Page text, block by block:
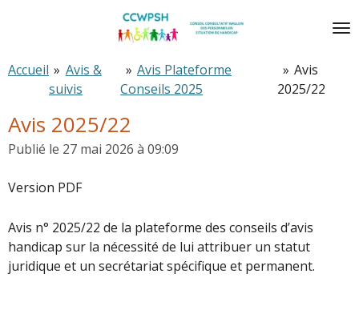
principal
Accueil » Avis &
suivis
» Avis Plateforme
Conseils 2025
» Avis
2025/22
Avis 2025/22
Publié le 27 mai 2026 à 09:09
Version PDF
Avis n° 2025/22 de la plateforme des conseils d’avis
handicap sur la nécessité de lui attribuer un statut
juridique et un secrétariat spécifique et permanent.